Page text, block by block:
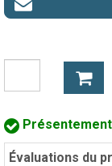
Évaluations du